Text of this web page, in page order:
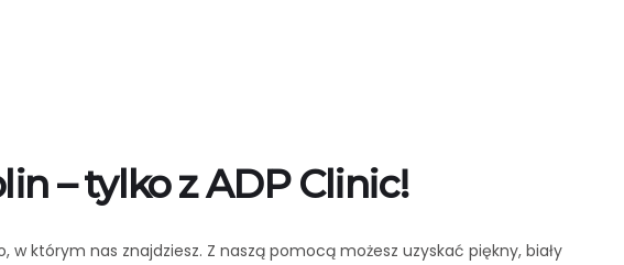
– tylko z ADP Clinic!
którym nas znajdziesz. Z naszą pomocą możesz uzyskać piękny, biały